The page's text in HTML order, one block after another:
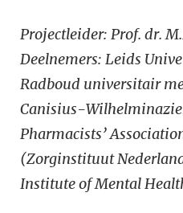
Projectleider: Prof. dr.
Deelnemers:Leids
Radboud universitair
Canisius-
Pharmacists’
(Zorginstituut
Institute of Mental